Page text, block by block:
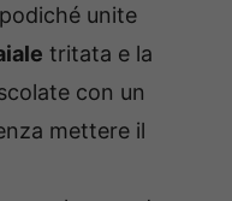
unite
tritata e la
con un
mettere il